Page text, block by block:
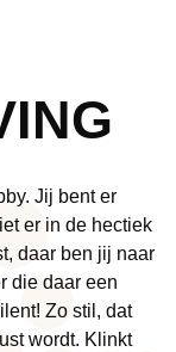
Jij bent er
er in de hectiek
daar ben jij naar
die daar een
Zo stil, dat
wordt. Klinkt